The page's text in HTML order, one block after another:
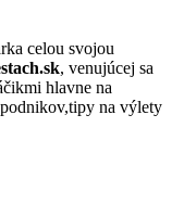
celou svojou
, venujúcej sa
hlavne na
na výlety